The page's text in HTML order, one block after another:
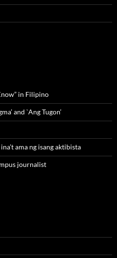
in Filipino
and `Ang Tugon’
ina’t ama ng isang aktibista
journalist